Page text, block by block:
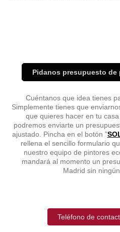
Pidanos presupuesto
Cuéntanos que idea tienes
Simplemente tienes que
que quieres hacer en tu
podremos enviarte un
ajustado. Pincha en el botón "
rellena el sencillo formulario
nuestro equipo de pintores
mandará al momento un
Madrid sin
Teléfono de